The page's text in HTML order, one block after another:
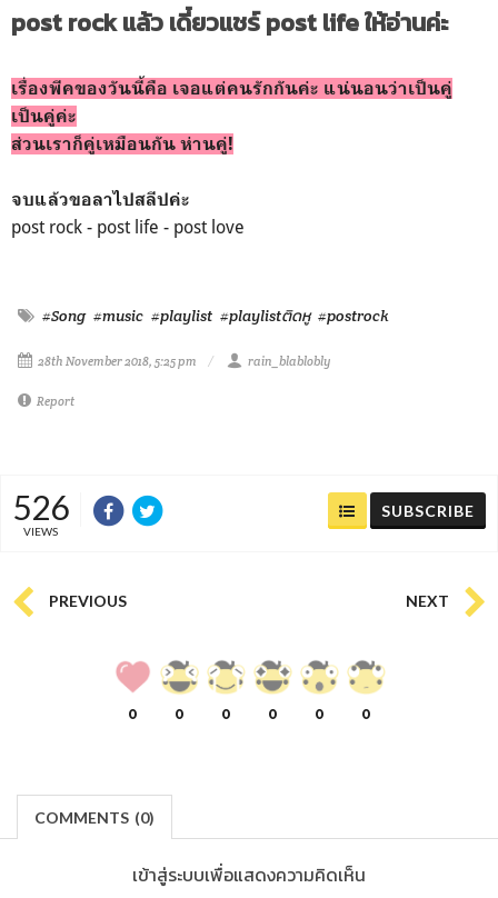
post rock แล้ว เดี๋ยวแชร์ post life ให้อ่านค่ะ
เรื่องพีคของวันนี้คือ เจอแต่คนรักกันค่ะ แน่นอนว่าเป็นคู่
เป็นคู่ค่ะ
ส่วนเราก็คู่เหมือนกัน ห่านคู่!
จบแล้วขอลาไปสลีปค่ะ
post rock - post life - post love
#Song #music #playlist #playlistติดหู #postrock
28th November 2018, 5:25 pm rain_blablobly
Report
526
VIEWS
SUBSCRIBE
PREVIOUS NEXT
0 0 0 0 0 0
COMMENTS (0)
เข้าสู่ระบบเพื่อแสดงความคิดเห็น